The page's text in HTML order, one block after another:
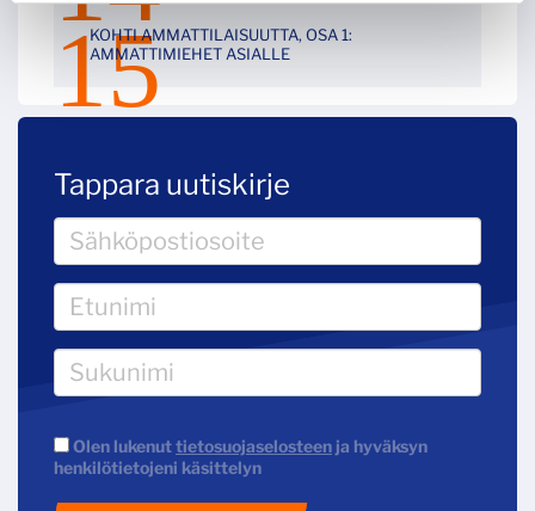
KOHTI AMMATTILAISUUTTA, OSA 1:
AMMATTIMIEHET ASIALLE
Tappara uutiskirje
Olen lukenuttietosuojaselosteen ja hyväksyn
henkilötietojeni käsittelyn